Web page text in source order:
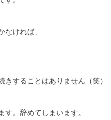
ければ、
することはありません（笑）
。辞めてしまいます。